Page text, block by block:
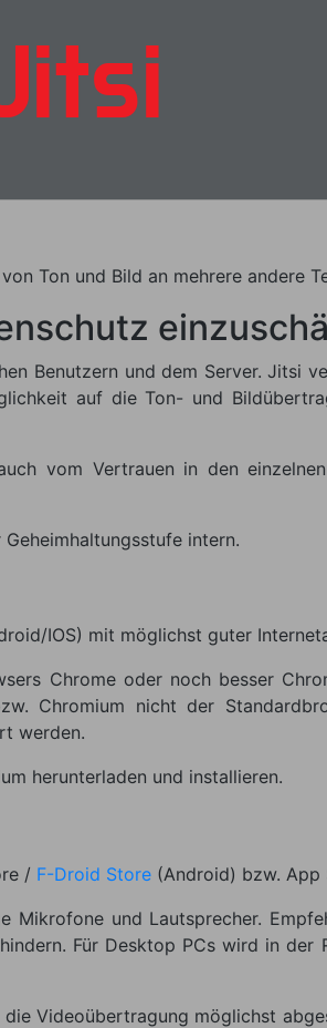
Ton und Bild an mehrere andere
Benutzern und dem Server. Jitsi
auf die Ton- und
vom Vertrauen in den
intern.
IOS) mit möglichst guter
Chrome oder noch besser
Chromium nicht der
werden.
herunterladen und installieren.
/ F-Droid Store (Android) bzw. App
Mikrofone und Lautsprecher.
Für Desktop PCs wird in der
Videoübertragung möglichst